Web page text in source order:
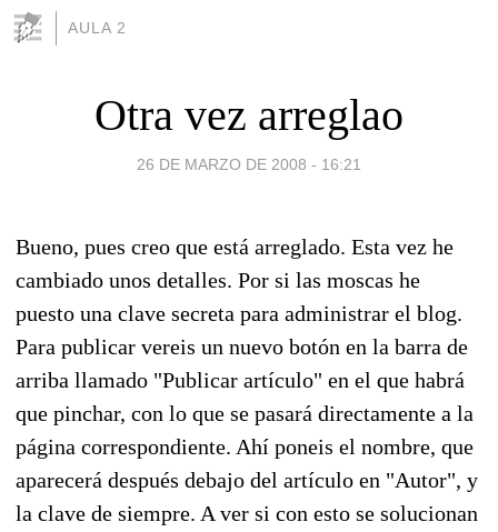
AULA 2
Otra vez arreglao
26 DE MARZO DE 2008 - 16:21
Bueno, pues creo que está arreglado. Esta vez he
cambiado unos detalles. Por si las moscas he
puesto una clave secreta para administrar el blog.
Para publicar vereis un nuevo botón en la barra de
arriba llamado "Publicar artículo" en el que habrá
que pinchar, con lo que se pasará directamente a la
página correspondiente. Ahí poneis el nombre, que
aparecerá después debajo del artículo en "Autor", y
la clave de siempre. A ver si con esto se solucionan